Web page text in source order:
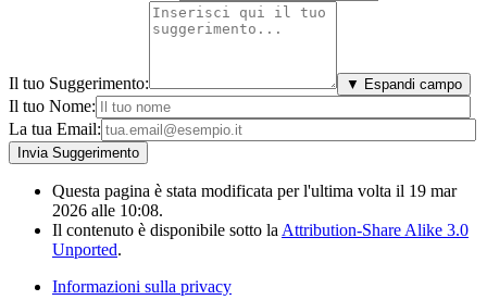
Il tuo Suggerimento: ▼ Espandi campo
Il tuo Nome:
La tua Email:
Questa pagina è stata modificata per l'ultima volta il 19 mar
2026 alle 10:08.
Il contenuto è disponibile sotto la Attribution-Share Alike 3.0
Unported.
Informazioni sulla privacy